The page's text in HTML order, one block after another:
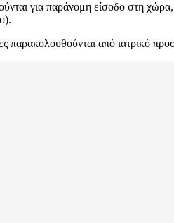
για παράνομη είσοδο στη
παρακολουθούνται από ιατρικό